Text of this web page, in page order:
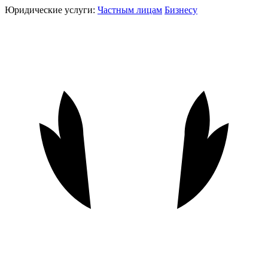
Юридические услуги: Частным лицам Бизнесу